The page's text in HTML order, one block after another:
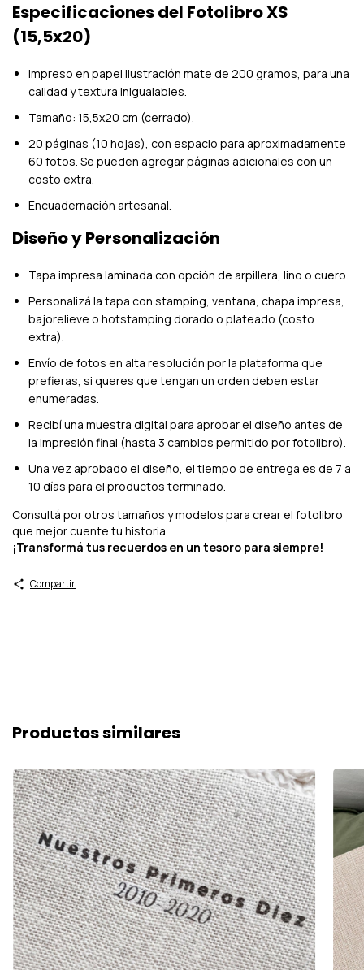
Especificaciones del Fotolibro XS
(15,5x20)
Impreso en papel ilustración mate de 200 gramos, para una
calidad y textura inigualables.
Tamaño: 15,5x20 cm (cerrado).
20 páginas (10 hojas), con espacio para aproximadamente
60 fotos. Se pueden agregar páginas adicionales con un
costo extra.
Encuadernación artesanal.
Diseño y Personalización
Tapa impresa laminada con opción de arpillera, lino o cuero.
Personalizá la tapa con stamping, ventana, chapa impresa,
bajorelieve o hotstamping dorado o plateado (costo
extra).
Envío de fotos en alta resolución por la plataforma que
prefieras, si queres que tengan un orden deben estar
enumeradas.
Recibí una muestra digital para aprobar el diseño antes de
la impresión final (hasta 3 cambios permitido por fotolibro).
Una vez aprobado el diseño, el tiempo de entrega es de 7 a
10 días para el productos terminado.
Consultá por otros tamaños y modelos para crear el fotolibro
que mejor cuente tu historia.
¡Transformá tus recuerdos en un tesoro para siempre!
Compartir
Productos similares